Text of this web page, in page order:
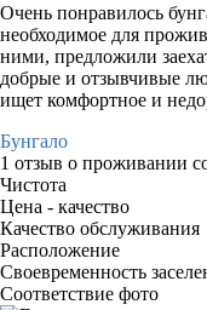
Очень понравилось
необходимое для
ними, предложили
добрые и отзывчивые
ищет комфортное и
Бунгало
1 отзыв о проживании
Чистота
Цена - качество
Качество обслуживания
Расположение
Своевременность
Соответствие фото